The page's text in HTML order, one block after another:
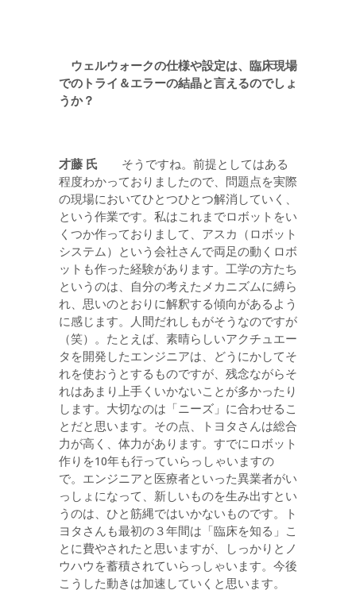
ウェルウォークの仕様や設定は、臨床現場
でのトライ＆エラーの結晶と言えるのでしょ
うか？
才藤 氏 そうですね。前提としてはある
程度わかっておりましたので、問題点を実際
の現場においてひとつひとつ解消していく、
という作業です。私はこれまでロボットをい
くつか作っておりまして、アスカ（ロボット
システム）という会社さんで両足の動くロボ
ットも作った経験があります。工学の方たち
というのは、自分の考えたメカニズムに縛ら
れ、思いのとおりに解釈する傾向があるよう
に感じます。人間だれしもがそうなのですが
（笑）。たとえば、素晴らしいアクチュエー
タを開発したエンジニアは、どうにかしてそ
れを使おうとするものですが、残念ながらそ
れはあまり上手くいかないことが多かったり
します。大切なのは「ニーズ」に合わせるこ
とだと思います。その点、トヨタさんは総合
力が高く、体力があります。すでにロボット
作りを10年も行っていらっしゃいますの
で。エンジニアと医療者といった異業者がい
っしょになって、新しいものを生み出すとい
うのは、ひと筋縄ではいかないものです。ト
ヨタさんも最初の３年間は「臨床を知る」こ
とに費やされたと思いますが、しっかりとノ
ウハウを蓄積されていらっしゃいます。今後
こうした動きは加速していくと思います。